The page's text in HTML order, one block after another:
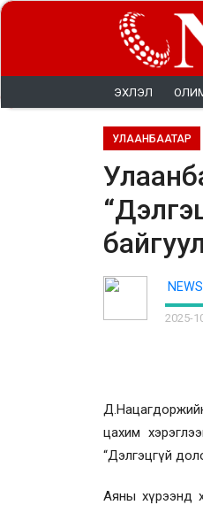
ЭХЛЭЛ
УЛААНБААТАР
2025-
цахим
“Дэлгэцгүй
Аяны хүрээнд